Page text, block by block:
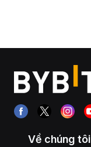
Về chúng tôi